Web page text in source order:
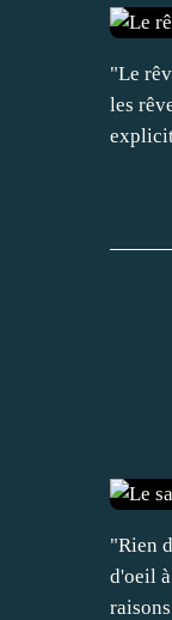
"Le
les
"Rien
d'oeil